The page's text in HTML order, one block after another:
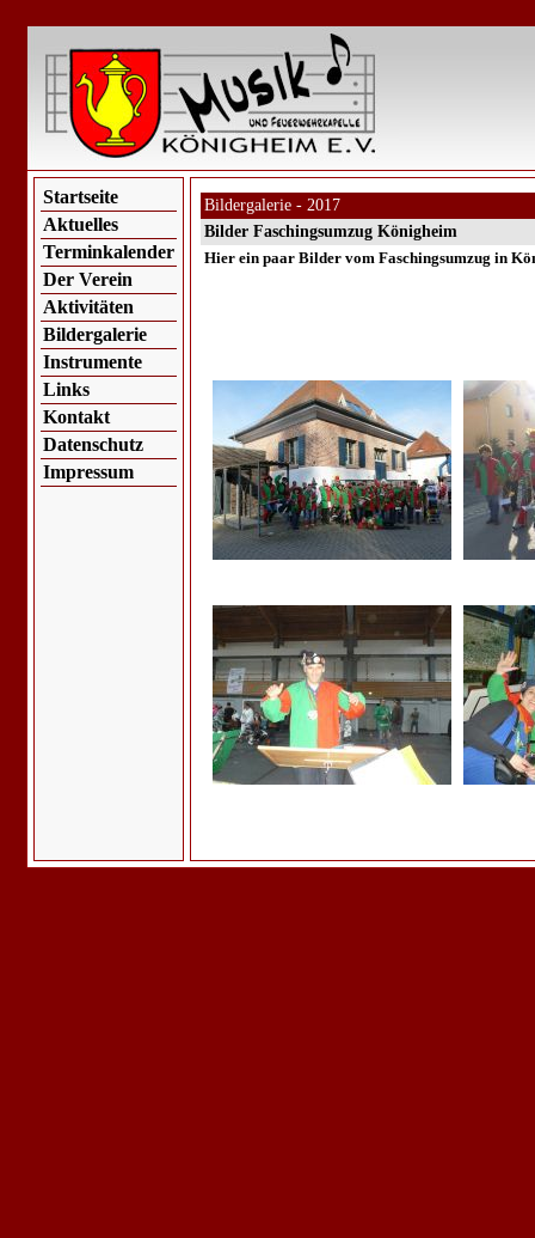
Startseite
Aktuelles
Terminkalender
Der Verein
Aktivitäten
Bildergalerie
Instrumente
Links
Kontakt
Datenschutz
Impressum
Bildergalerie - 2017
Bilder Faschingsumzug Königheim
Hier ein paar Bilder vom Faschingsumzug in